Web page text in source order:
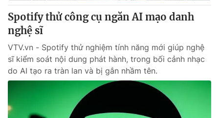
cấp ngày 29/12/2023
Tổng Biên tập:Vũ Thanh Thủy
Phó Tổng Biên tập:
Nguyễn Trọng Ninh
Tổng đài VTV: 024.38 355 931 - 024.38 355 932
Ðiện thoại Thời báo VTV:024.66 897 897
Email:toasoan@vtv.vn
024-7300.7108
Spotify thử công cụ ngăn AI mạo danh
nghệ sĩ
VTV.vn - Spotify thử nghiệm tính năng mới giúp nghệ
sĩ kiểm soát nội dung phát hành, trong bối cảnh nhạc
do AI tạo ra tràn lan và bị gắn nhầm tên.